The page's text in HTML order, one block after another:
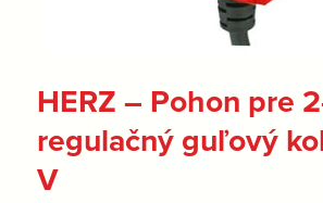
HERZ – Pohon pre
regulačný guľový
V